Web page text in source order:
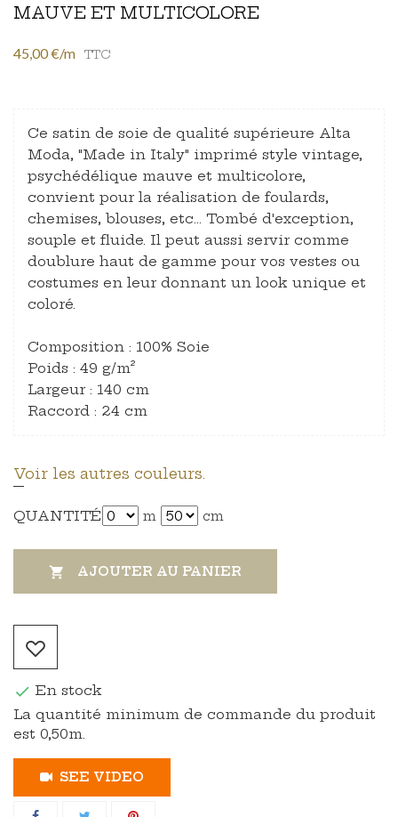
MAUVE ET MULTICOLORE
45,00 €/m TTC
Ce satin de soie de qualité supérieure Alta
Moda, "Made in Italy" imprimé style vintage,
psychédélique mauve et multicolore,
convient pour la réalisation de foulards,
chemises, blouses, etc… Tombé d'exception,
souple et fluide. Il peut aussi servir comme
doublure haut de gamme pour vos vestes ou
costumes en leur donnant un look unique et
coloré.
Composition : 100% Soie
Poids : 49 g/m²
Largeur : 140 cm
Raccord : 24 cm
Voir les autres couleurs.
QUANTITÉ m cm
 AJOUTER AU PANIER
 En stock
La quantité minimum de commande du produit
est 0,50m.
SEE VIDEO